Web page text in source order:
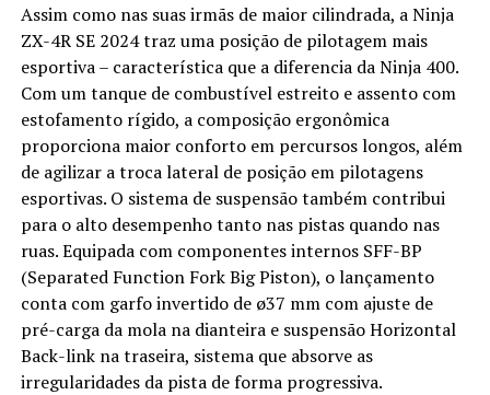
Assim como nas suas irmãs de maior cilindrada, a Ninja
ZX-4R SE 2024 traz uma posição de pilotagem mais
esportiva – característica que a diferencia da Ninja 400.
Com um tanque de combustível estreito e assento com
estofamento rígido, a composição ergonômica
proporciona maior conforto em percursos longos, além
de agilizar a troca lateral de posição em pilotagens
esportivas. O sistema de suspensão também contribui
para o alto desempenho tanto nas pistas quando nas
ruas. Equipada com componentes internos SFF-BP
(Separated Function Fork Big Piston), o lançamento
conta com garfo invertido de ø37 mm com ajuste de
pré-carga da mola na dianteira e suspensão Horizontal
Back-link na traseira, sistema que absorve as
irregularidades da pista de forma progressiva.